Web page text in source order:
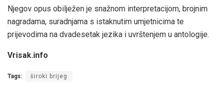
Njegov opus obilježen je snažnom interpretacijom, brojnim
nagradama, suradnjama s istaknutim umjetnicima te
prijevodima na dvadesetak jezika i uvrštenjem u antologije.
Vrisak.info
Tags: široki brijeg